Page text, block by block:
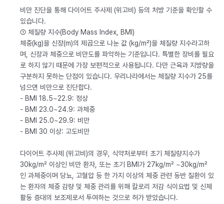
비만 진단을 통해 다이어트 주사제 (위고비) 등의 처방 기준을 확인할 수
있습니다.
① 체질량 지수(Body Mass Index, BMI)
체중(kg)을 신장(m)의 제곱으로 나눈 값 (kg/m²)을 체질량 지수라고하
며, 신장과 체중으로 비만도를 파악하는 기준입니다. 특별한 장비를 필요
로 하지 않기 때문에 가장 보편적으로 사용됩니다. 다만 근육과 지방량을
구분하지 못하는 단점이 있습니다. 우리나라에서는 체질량 지수가 25를
넘으면 비만으로 진단합다.
- BMI 18.5~22.9: 정상
- BMI 23.0~24.9: 과체중
- BMI 25.0~29.9: 비만
- BMI 30 이상: 고도비만
다이어트 주사제 (위고비)의 경우, 식약처로부터 초기 체질량지수가
30kg/m² 이상인 비만 환자, 또는 초기 BMI가 27kg/m² ~30kg/m²
인 과체중이며 당뇨, 고혈압 등 한 가지 이상의 체중 관련 동반 질환이 있
는 환자의 체중 감량 및 체중 관리를 위해 칼로리 저감 식이요법 및 신체
활동 증대의 보조제로서 투여하는 것으로 허가 받았습니다.